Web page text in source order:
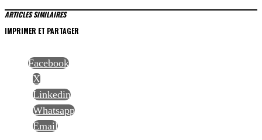
ARTICLES SIMILAIRES
IMPRIMER ET PARTAGER
Facebook
X
Linkedin
Whatsapp
Email